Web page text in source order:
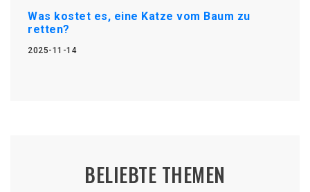
Was kostet es, eine Katze vom Baum zu
retten?
2025-11-14
BELIEBTE THEMEN